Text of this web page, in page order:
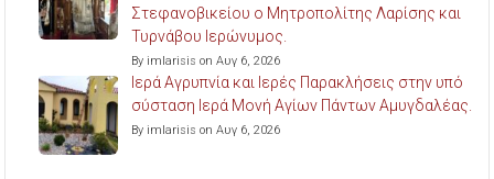
Στεφανοβικείου ο Μητροπολίτης Λαρίσης και
Τυρνάβου Ιερώνυμος.
By imlarisis on Αυγ 6, 2026
Ιερά Αγρυπνία και Ιερές Παρακλήσεις στην υπό
σύσταση Ιερά Μονή Αγίων Πάντων Αμυγδαλέας.
By imlarisis on Αυγ 6, 2026